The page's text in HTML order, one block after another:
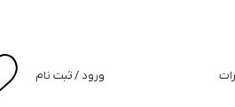
ورود / ثبت نام